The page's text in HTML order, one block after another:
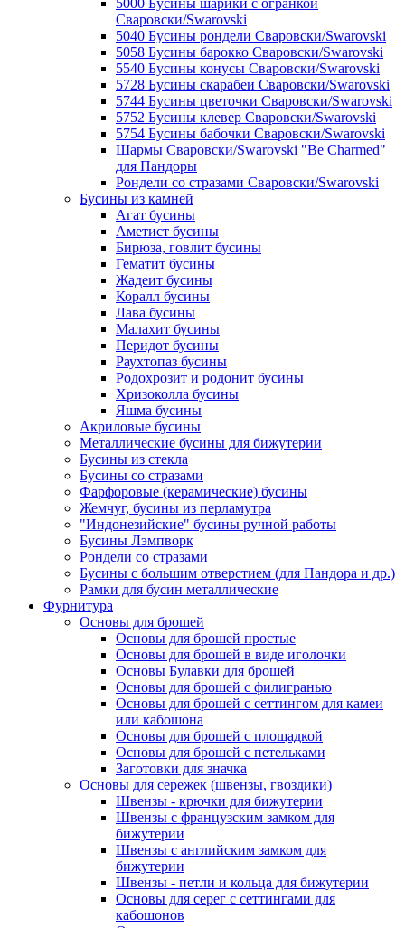
5000 Бусины шарики с огранкой
Сваровски/Swarovski
5040 Бусины рондели Сваровски/Swarovski
5058 Бусины барокко Сваровски/Swarovski
5540 Бусины конусы Сваровски/Swarovski
5728 Бусины скарабеи Сваровски/Swarovski
5744 Бусины цветочки Сваровски/Swarovski
5752 Бусины клевер Сваровски/Swarovski
5754 Бусины бабочки Сваровски/Swarovski
Шармы Сваровски/Swarovski "Be Charmed"
для Пандоры
Рондели со стразами Сваровски/Swarovski
Бусины из камней
Агат бусины
Аметист бусины
Бирюза, говлит бусины
Гематит бусины
Жадеит бусины
Коралл бусины
Лава бусины
Малахит бусины
Перидот бусины
Раухтопаз бусины
Родохрозит и родонит бусины
Хризоколла бусины
Яшма бусины
Акриловые бусины
Металлические бусины для бижутерии
Бусины из стекла
Бусины со стразами
Фарфоровые (керамические) бусины
Жемчуг, бусины из перламутра
"Индонезийские" бусины ручной работы
Бусины Лэмпворк
Рондели со стразами
Бусины с большим отверстием (для Пандора и др.)
Рамки для бусин металлические
Фурнитура
Основы для брошей
Основы для брошей простые
Основы для брошей в виде иголочки
Основы Булавки для брошей
Основы для брошей с филигранью
Основы для брошей с сеттингом для камеи
или кабошона
Основы для брошей с площадкой
Основы для брошей с петельками
Заготовки для значка
Основы для сережек (швензы, гвоздики)
Швензы - крючки для бижутерии
Швензы с французским замком для
бижутерии
Швензы с английским замком для
бижутерии
Швензы - петли и кольца для бижутерии
Основы для серег с сеттингами для
кабошонов